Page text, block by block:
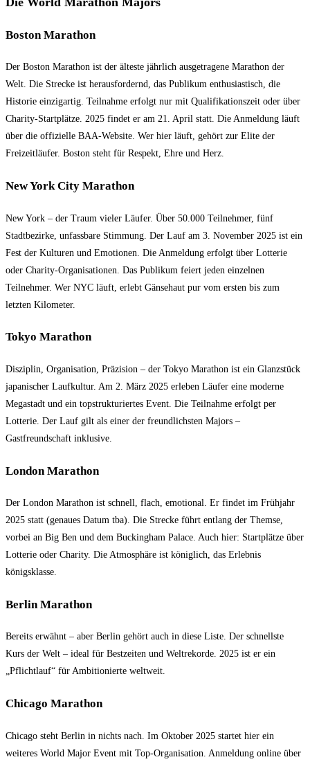
Boston Marathon
Der Boston Marathon ist der älteste jährlich ausgetragene Marathon der
Welt. Die Strecke ist herausfordernd, das Publikum enthusiastisch, die
Historie einzigartig. Teilnahme erfolgt nur mit Qualifikationszeit oder über
Charity-Startplätze. 2025 findet er am 21. April statt. Die Anmeldung läuft
über die offizielle BAA-Website. Wer hier läuft, gehört zur Elite der
Freizeitläufer. Boston steht für Respekt, Ehre und Herz.
New York City Marathon
New York – der Traum vieler Läufer. Über 50.000 Teilnehmer, fünf
Stadtbezirke, unfassbare Stimmung. Der Lauf am 3. November 2025 ist ein
Fest der Kulturen und Emotionen. Die Anmeldung erfolgt über Lotterie
oder Charity-Organisationen. Das Publikum feiert jeden einzelnen
Teilnehmer. Wer NYC läuft, erlebt Gänsehaut pur vom ersten bis zum
letzten Kilometer.
Tokyo Marathon
Disziplin, Organisation, Präzision – der Tokyo Marathon ist ein Glanzstück
japanischer Laufkultur. Am 2. März 2025 erleben Läufer eine moderne
Megastadt und ein topstrukturiertes Event. Die Teilnahme erfolgt per
Lotterie. Der Lauf gilt als einer der freundlichsten Majors –
Gastfreundschaft inklusive.
London Marathon
Der London Marathon ist schnell, flach, emotional. Er findet im Frühjahr
2025 statt (genaues Datum tba). Die Strecke führt entlang der Themse,
vorbei an Big Ben und dem Buckingham Palace. Auch hier: Startplätze über
Lotterie oder Charity. Die Atmosphäre ist königlich, das Erlebnis
königsklasse.
Berlin Marathon
Bereits erwähnt – aber Berlin gehört auch in diese Liste. Der schnellste
Kurs der Welt – ideal für Bestzeiten und Weltrekorde. 2025 ist er ein
„Pflichtlauf“ für Ambitionierte weltweit.
Chicago Marathon
Chicago steht Berlin in nichts nach. Im Oktober 2025 startet hier ein
weiteres World Major Event mit Top-Organisation. Anmeldung online über